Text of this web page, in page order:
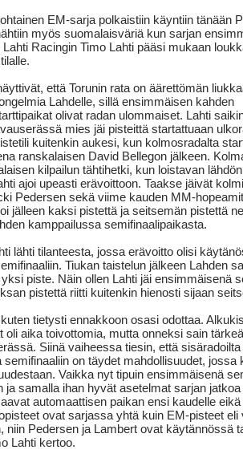
EM-sarja polkaistiin käyntiin tänään
myös suomalaisväriä kun sarjan
Racingin Timo Lahti pääsi mukaan
että Torunin rata on äärettömän
Lahdelle, sillä ensimmäisen kahden
olivat radan ulommaiset. Lahti
mies jäi pisteittä startattuaan
kuitenkin aukesi, kun kolmosradalta
ranskalaisen David Bellegon jälkeen.
kilpailun tähtihetki, kun loistavan lähdön
ajoi upeasti erävoittoon. Taakse jäivät
Pedersen sekä viime kauden MM-
jälleen kaksi pistettä ja seitsemän pistettä
kamppailussa semifinaalipaikasta.
lähti tilanteesta, jossa erävoitto olisi
Tiukan taistelun jälkeen Lahden
piste. Näin ollen Lahti jäi ensimmäisenä
pistettä riitti kuitenkin hienosti sijaan
tietysti ennakkoon osasi odottaa.
oli aika toivottomia, mutta onneksi sain
Siinä vaiheessa tiesin, että
semifinaaliin on täydet mahdollisuudet, jossa
Vaikka nyt tipuin ensimmäisenä
ja samalla ihan hyvät asetelmat sarjan jatkoa
automaattisen paikan ensi kaudelle
ovat sarjassa yhtä kuin EM-pisteet eli
niin Pedersen ja Lambert ovat käytännössä
Lahti kertoo.